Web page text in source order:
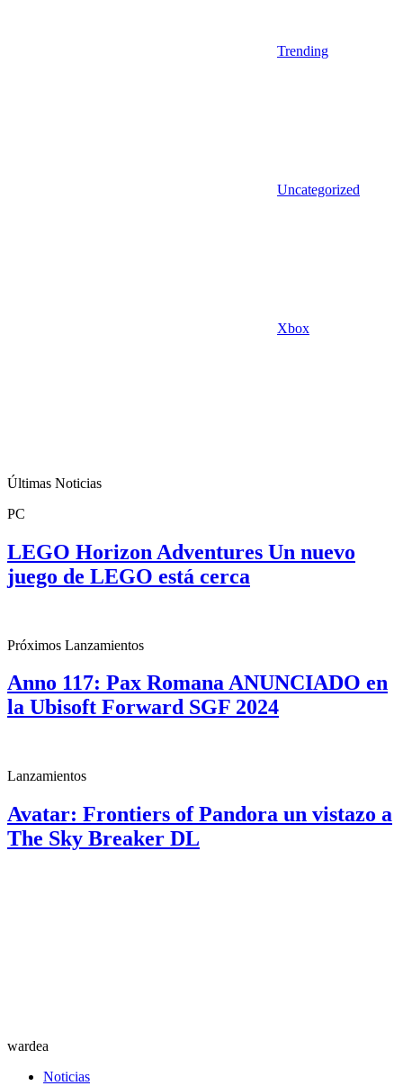
Trending
Uncategorized
Xbox
Últimas Noticias
PC
LEGO Horizon Adventures Un nuevo
juego de LEGO está cerca
Próximos Lanzamientos
Anno 117: Pax Romana ANUNCIADO en
la Ubisoft Forward SGF 2024
Lanzamientos
Avatar: Frontiers of Pandora un vistazo a
The Sky Breaker DL
wardea
Noticias